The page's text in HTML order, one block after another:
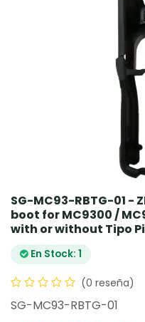
SG-MC93-RBTG-01 -
boot for MC9300 /
with or without Tipo
En Stock: 1
(0 reseña)
SG-MC93-RBTG-01